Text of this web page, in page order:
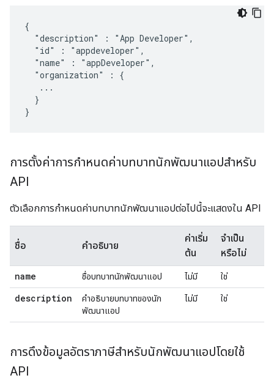
{
  "description" : "App Developer",
  "id" : "appdeveloper",
  "name" : "appDeveloper",
  "organization" : {
   ...
  }
}
การตั้งค่าการกำหนดค่าบทบาทนักพัฒนาแอปสําหรับ
API
ตัวเลือกการกำหนดค่าบทบาทนักพัฒนาแอปต่อไปนี้จะแสดงใน API
ชื่อ คำอธิบาย
ค่าเริ่ม
ต้น
จำเป็น
หรือไม่
name
ชื่อบทบาทนักพัฒนาแอป ไม่มี ใช่
description
คำอธิบายบทบาทของนัก
พัฒนาแอป
ไม่มี ใช่
การดึงข้อมูลอัตราภาษีสำหรับนักพัฒนาแอปโดยใช้
API